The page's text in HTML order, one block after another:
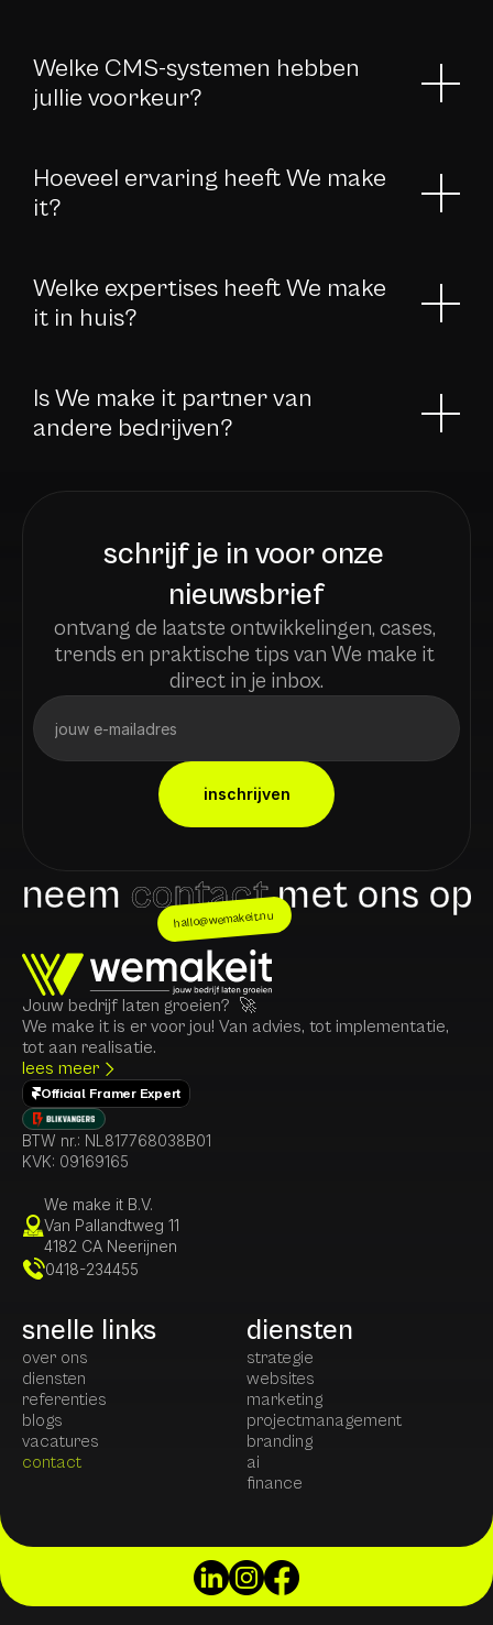
Welke CMS-systemen hebben
jullie voorkeur?
Hoeveel ervaring heeft We make
it?
Welke expertises heeft We make
it in huis?
Is We make it partner van
andere bedrijven?
schrijf je in voor onze
nieuwsbrief
ontvang de laatste ontwikkelingen, cases,
trends en praktische tips van We make it
direct in je inbox.
inschrijven
neem contactmet ons op
hallo@wemakeit.nu
Jouw bedrijf laten groeien?  🚀
We make it is er voor jou! Van advies, tot implementatie,
tot aan realisatie.
lees meer
Official Framer Expert
BTW nr.: NL817768038B01
KVK: 09169165
We make it B.V.
Van Pallandtweg 11
4182 CA Neerijnen
0418-234455
snelle links
over ons
diensten
referenties
blogs
vacatures
contact
diensten
strategie
websites
marketing
projectmanagement
branding
ai
finance